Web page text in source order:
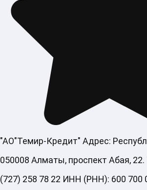
"АО"Темир-Кредит" Адрес:
050008 Алматы, проспект Абая,
(727) 258 78 22 ИНН (РНН): 600 700